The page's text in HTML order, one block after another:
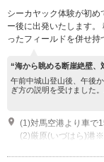
シーカヤック体験が初
ー後に出発いたします
ったフィールドを併せ持
“海から眺める断崖絶壁、
午前中城山登山後、午後
ぎ方の説明を受けました。
(1)対馬空港より車で
(2)厳原(いづはら)港
半日コース